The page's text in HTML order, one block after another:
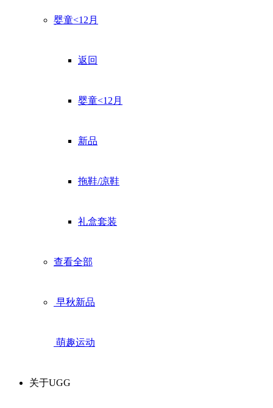
婴童<12月
返回
婴童<12月
新品
拖鞋/凉鞋
礼盒套装
查看全部
早秋新品
萌趣运动
关于UGG